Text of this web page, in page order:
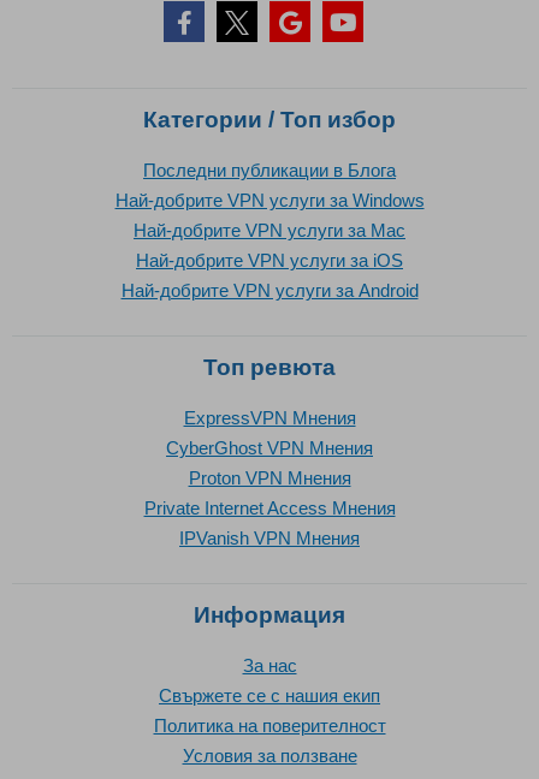
Категории / Топ избор
Последни публикации в Блога
Най-добрите VPN услуги за Windows
Най-добрите VPN услуги за Mac
Най-добрите VPN услуги за iOS
Най-добрите VPN услуги за Android
Топ ревюта
ExpressVPN Mнения
CyberGhost VPN Mнения
Proton VPN Mнения
Private Internet Access Mнения
IPVanish VPN Mнения
Информация
За нас
Свържете се с нашия екип
Политика на поверителност
Условия за ползване